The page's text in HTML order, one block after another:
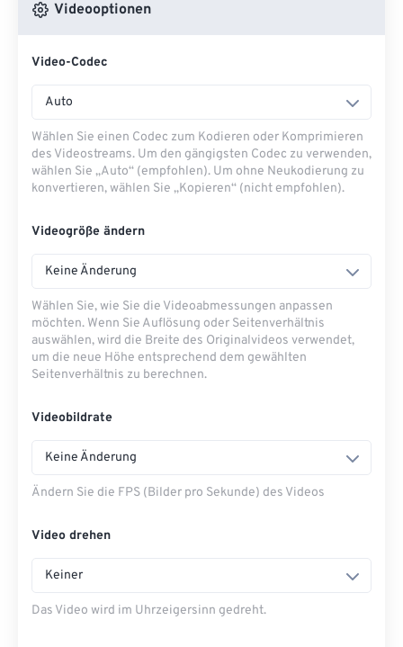
Videooptionen
Video-Codec
Auto
Wählen Sie einen Codec zum Kodieren oder Komprimieren
des Videostreams. Um den gängigsten Codec zu verwenden,
wählen Sie „Auto“ (empfohlen). Um ohne Neukodierung zu
konvertieren, wählen Sie „Kopieren“ (nicht empfohlen).
Videogröße ändern
Keine Änderung
Wählen Sie, wie Sie die Videoabmessungen anpassen
möchten. Wenn Sie Auflösung oder Seitenverhältnis
auswählen, wird die Breite des Originalvideos verwendet,
um die neue Höhe entsprechend dem gewählten
Seitenverhältnis zu berechnen.
Videobildrate
Keine Änderung
Ändern Sie die FPS (Bilder pro Sekunde) des Videos
Video drehen
Keiner
Das Video wird im Uhrzeigersinn gedreht.